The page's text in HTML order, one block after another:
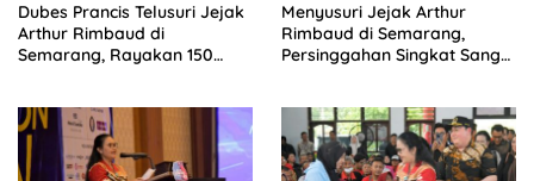
Dubes Prancis Telusuri Jejak
Arthur Rimbaud di
Semarang, Rayakan 150
Menyusuri Jejak Arthur
Rimbaud di Semarang,
Persinggahan Singkat Sang